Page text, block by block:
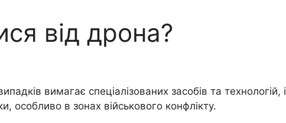
від дрона?
вимагає спеціалізованих засобів та технологій, і
особливо в зонах військового конфлікту.